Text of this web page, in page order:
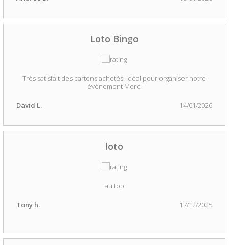
Loto Bingo
Très satisfait des cartons achetés. Idéal pour organiser notre
évènement Merci
David L. 14/01/2026
loto
au top
Tony h. 17/12/2025